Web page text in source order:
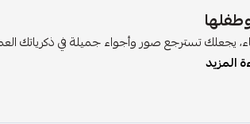
يجعلك تسترجع صور وأجواء جميلة في ذكرياتك
المزيد